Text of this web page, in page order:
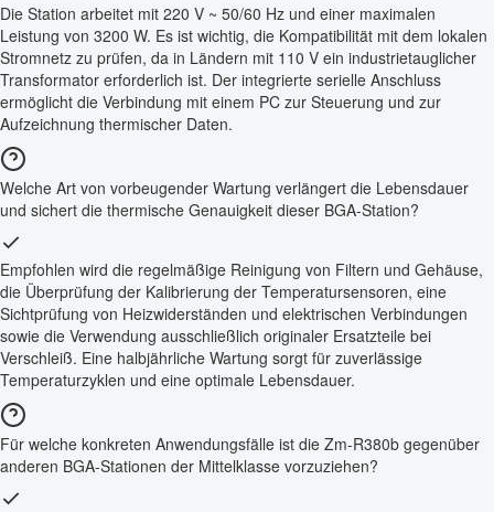
Die Station arbeitet mit 220 V ~ 50/60 Hz und einer maximalen
Leistung von 3200 W. Es ist wichtig, die Kompatibilität mit dem lokalen
Stromnetz zu prüfen, da in Ländern mit 110 V ein industrietauglicher
Transformator erforderlich ist. Der integrierte serielle Anschluss
ermöglicht die Verbindung mit einem PC zur Steuerung und zur
Aufzeichnung thermischer Daten.
Welche Art von vorbeugender Wartung verlängert die Lebensdauer
und sichert die thermische Genauigkeit dieser BGA-Station?
Empfohlen wird die regelmäßige Reinigung von Filtern und Gehäuse,
die Überprüfung der Kalibrierung der Temperatursensoren, eine
Sichtprüfung von Heizwiderständen und elektrischen Verbindungen
sowie die Verwendung ausschließlich originaler Ersatzteile bei
Verschleiß. Eine halbjährliche Wartung sorgt für zuverlässige
Temperaturzyklen und eine optimale Lebensdauer.
Für welche konkreten Anwendungsfälle ist die Zm-R380b gegenüber
anderen BGA-Stationen der Mittelklasse vorzuziehen?